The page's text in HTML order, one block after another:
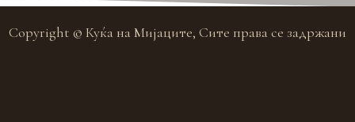
Copyright © Куќа на Мијаците, Сите права се задржани